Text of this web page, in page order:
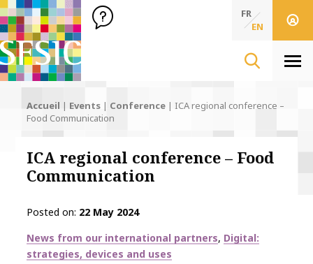
SFSIC Société Française des Sciences de l'Information & de
Société Française des Sciences de
FR
EN
Accueil | Events | Conference | ICA regional conference –
Food Communication
ICA regional conference – Food
Communication
Posted on 22 May 2024
Thématiques
News from our international partners Digital:
strategies, devices and uses